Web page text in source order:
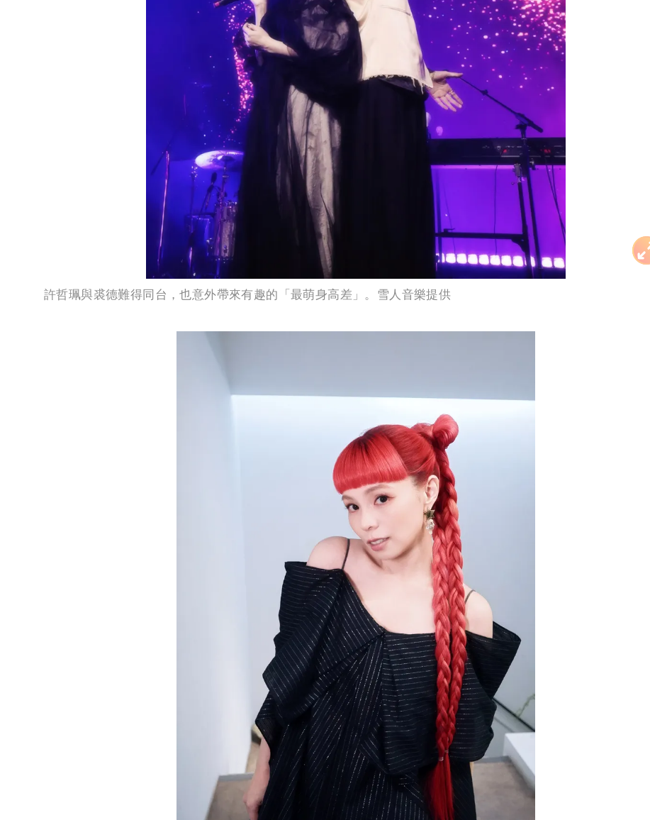
許哲珮與裘德難得同台，也意外帶來有趣的「最萌身高差」。雪人音樂提供